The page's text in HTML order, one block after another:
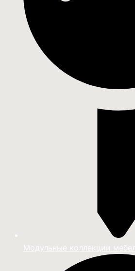
Модульные коллекции